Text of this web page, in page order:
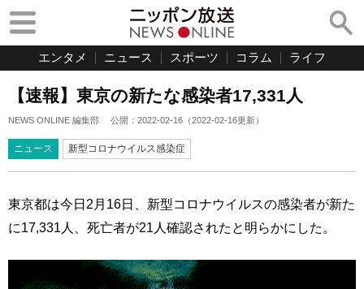
エンタメ ニュース スポーツ コラム ライフ
【速報】東京の新たな感染者17,331人
NEWS ONLINE 編集部 公開： 2022-02-16 （2022-02-16更新）
ニュース 新型コロナウイルス感染症
東京都は今日2月16日、新型コロナウイルスの感染者が新た
に17,331人、死亡者が21人確認されたと明らかにした。